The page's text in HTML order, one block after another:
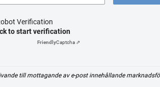
Verification
to start verification
FriendlyCaptcha ⇗
till mottagande av e-post innehållande